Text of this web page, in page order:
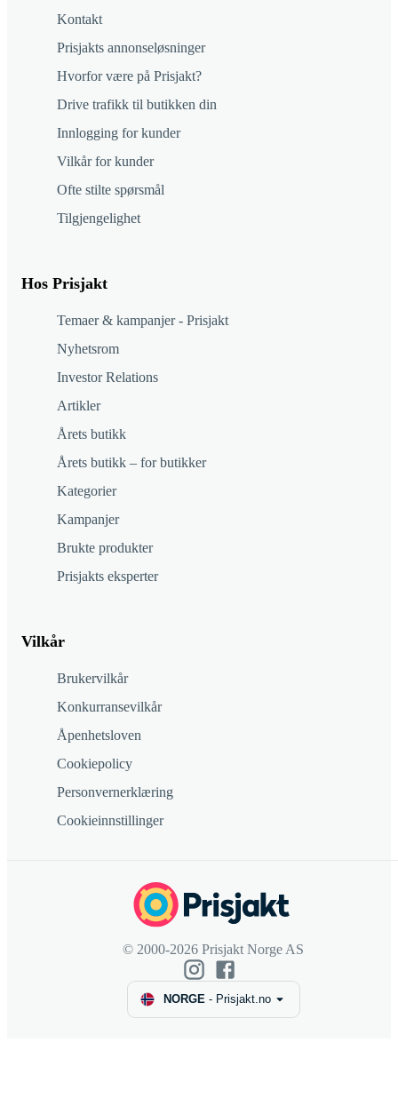
Kontakt
Prisjakts annonseløsninger
Hvorfor være på Prisjakt?
Drive trafikk til butikken din
Innlogging for kunder
Vilkår for kunder
Ofte stilte spørsmål
Tilgjengelighet
Hos Prisjakt
Temaer & kampanjer - Prisjakt
Nyhetsrom
Investor Relations
Artikler
Årets butikk
Årets butikk – for butikker
Kategorier
Kampanjer
Brukte produkter
Prisjakts eksperter
Vilkår
Brukervilkår
Konkurransevilkår
Åpenhetsloven
Cookiepolicy
Personvernerklæring
Cookieinnstillinger
© 2000-2026 Prisjakt Norge AS
NORGE- Prisjakt.no